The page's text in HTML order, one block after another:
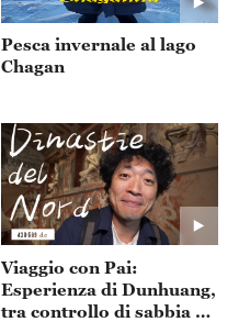
Pesca invernale al lago
Chagan
Viaggio con Pai:
Esperienza di Dunhuang,
tra controllo di sabbia e